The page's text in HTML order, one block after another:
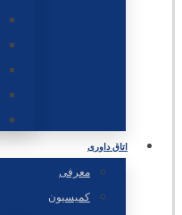
اتاق داوری
معرفی
کمیسیون